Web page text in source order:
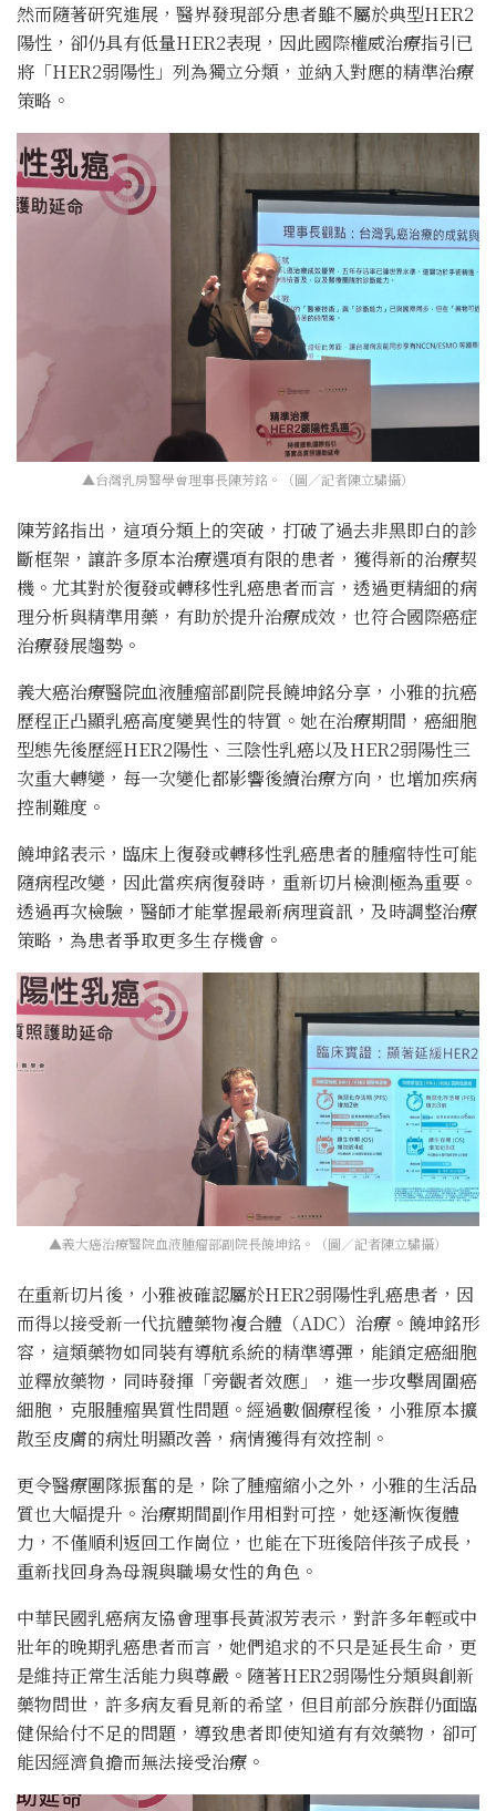
然而隨著研究進展，醫界發現部分患者雖不屬於典型HER2
陽性，卻仍具有低量HER2表現，因此國際權威治療指引已
將「HER2弱陽性」列為獨立分類，並納入對應的精準治療
策略。
▲台灣乳房醫學會理事長陳芳銘。（圖／記者陳立驌攝）
陳芳銘指出，這項分類上的突破，打破了過去非黑即白的診
斷框架，讓許多原本治療選項有限的患者，獲得新的治療契
機。尤其對於復發或轉移性乳癌患者而言，透過更精細的病
理分析與精準用藥，有助於提升治療成效，也符合國際癌症
治療發展趨勢。
義大癌治療醫院血液腫瘤部副院長饒坤銘分享，小雅的抗癌
歷程正凸顯乳癌高度變異性的特質。她在治療期間，癌細胞
型態先後歷經HER2陽性、三陰性乳癌以及HER2弱陽性三
次重大轉變，每一次變化都影響後續治療方向，也增加疾病
控制難度。
饒坤銘表示，臨床上復發或轉移性乳癌患者的腫瘤特性可能
隨病程改變，因此當疾病復發時，重新切片檢測極為重要。
透過再次檢驗，醫師才能掌握最新病理資訊，及時調整治療
策略，為患者爭取更多生存機會。
▲義大癌治療醫院血液腫瘤部副院長饒坤銘。（圖／記者陳立驌攝）
在重新切片後，小雅被確認屬於HER2弱陽性乳癌患者，因
而得以接受新一代抗體藥物複合體（ADC）治療。饒坤銘形
容，這類藥物如同裝有導航系統的精準導彈，能鎖定癌細胞
並釋放藥物，同時發揮「旁觀者效應」，進一步攻擊周圍癌
細胞，克服腫瘤異質性問題。經過數個療程後，小雅原本擴
散至皮膚的病灶明顯改善，病情獲得有效控制。
更令醫療團隊振奮的是，除了腫瘤縮小之外，小雅的生活品
質也大幅提升。治療期間副作用相對可控，她逐漸恢復體
力，不僅順利返回工作崗位，也能在下班後陪伴孩子成長，
重新找回身為母親與職場女性的角色。
中華民國乳癌病友協會理事長黃淑芳表示，對許多年輕或中
壯年的晚期乳癌患者而言，她們追求的不只是延長生命，更
是維持正常生活能力與尊嚴。隨著HER2弱陽性分類與創新
藥物問世，許多病友看見新的希望，但目前部分族群仍面臨
健保給付不足的問題，導致患者即使知道有有效藥物，卻可
能因經濟負擔而無法接受治療。